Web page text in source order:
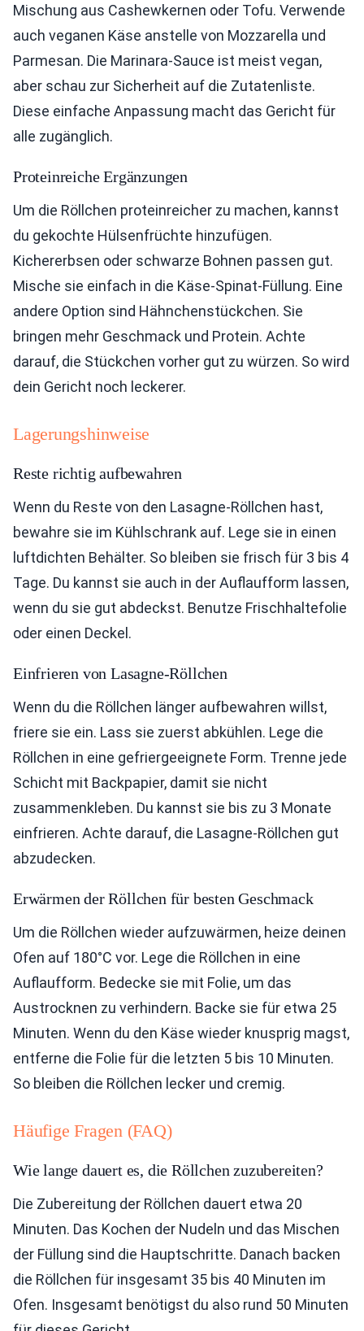
Mischung aus Cashewkernen oder Tofu. Verwende
auch veganen Käse anstelle von Mozzarella und
Parmesan. Die Marinara-Sauce ist meist vegan,
aber schau zur Sicherheit auf die Zutatenliste.
Diese einfache Anpassung macht das Gericht für
alle zugänglich.
Proteinreiche Ergänzungen
Um die Röllchen proteinreicher zu machen, kannst
du gekochte Hülsenfrüchte hinzufügen.
Kichererbsen oder schwarze Bohnen passen gut.
Mische sie einfach in die Käse-Spinat-Füllung. Eine
andere Option sind Hähnchenstückchen. Sie
bringen mehr Geschmack und Protein. Achte
darauf, die Stückchen vorher gut zu würzen. So wird
dein Gericht noch leckerer.
Lagerungshinweise
Reste richtig aufbewahren
Wenn du Reste von den Lasagne-Röllchen hast,
bewahre sie im Kühlschrank auf. Lege sie in einen
luftdichten Behälter. So bleiben sie frisch für 3 bis 4
Tage. Du kannst sie auch in der Auflaufform lassen,
wenn du sie gut abdeckst. Benutze Frischhaltefolie
oder einen Deckel.
Einfrieren von Lasagne-Röllchen
Wenn du die Röllchen länger aufbewahren willst,
friere sie ein. Lass sie zuerst abkühlen. Lege die
Röllchen in eine gefriergeeignete Form. Trenne jede
Schicht mit Backpapier, damit sie nicht
zusammenkleben. Du kannst sie bis zu 3 Monate
einfrieren. Achte darauf, die Lasagne-Röllchen gut
abzudecken.
Erwärmen der Röllchen für besten Geschmack
Um die Röllchen wieder aufzuwärmen, heize deinen
Ofen auf 180°C vor. Lege die Röllchen in eine
Auflaufform. Bedecke sie mit Folie, um das
Austrocknen zu verhindern. Backe sie für etwa 25
Minuten. Wenn du den Käse wieder knusprig magst,
entferne die Folie für die letzten 5 bis 10 Minuten.
So bleiben die Röllchen lecker und cremig.
Häufige Fragen (FAQ)
Wie lange dauert es, die Röllchen zuzubereiten?
Die Zubereitung der Röllchen dauert etwa 20
Minuten. Das Kochen der Nudeln und das Mischen
der Füllung sind die Hauptschritte. Danach backen
die Röllchen für insgesamt 35 bis 40 Minuten im
Ofen. Insgesamt benötigst du also rund 50 Minuten